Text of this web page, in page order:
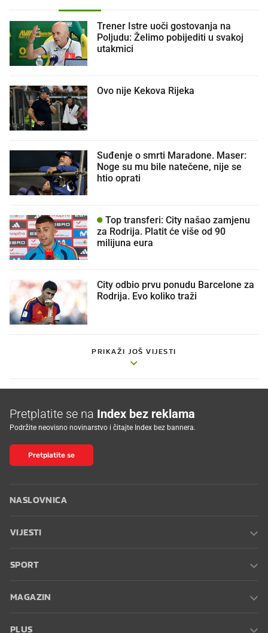
Trener Istre uoči gostovanja na
Poljudu: Želimo pobijediti u svakoj
utakmici
Ovo nije Kekova Rijeka
Suđenje o smrti Maradone. Maser:
Noge su mu bile natečene, nije se
htio oprati
Top transferi: City našao zamjenu
za Rodrija. Platit će više od 90
milijuna eura
City odbio prvu ponudu Barcelone za
Rodrija. Evo koliko traži
PRIKAŽI JOŠ VIJESTI
Pretplatite se na Index bez reklama
Podržite neovisno novinarstvo i čitajte Index bez bannera.
Pretplatite se
NASLOVNICA
VIJESTI
SPORT
MAGAZIN
PLUS